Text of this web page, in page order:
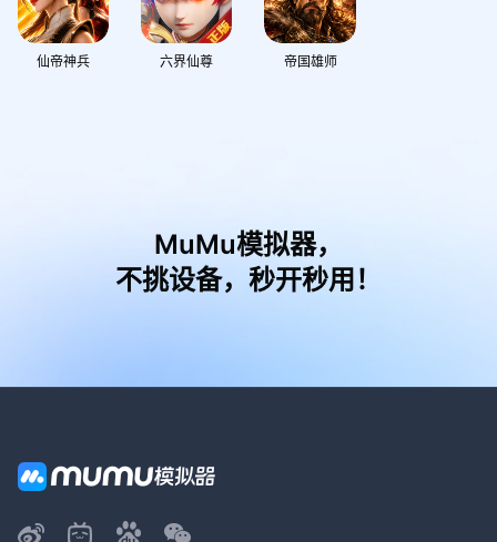
仙帝神兵 六界仙尊 帝国雄师
MuMu模拟器，
不挑设备，秒开秒用！